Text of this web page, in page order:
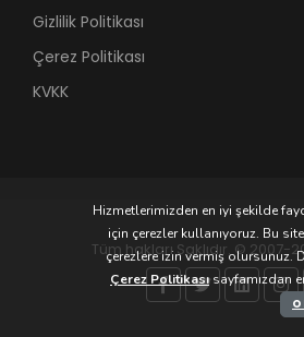
Gizlilik Politikası
Çerez Politikası
KVKK
Tüm hakları Saklıdır. © 2007-
Hizmetlerimizden en iyi şekilde
için çerezler kullanıyoruz. Bu
çerezlere izin vermiş olursunuz.
Çerez Politikasısayfamızdan